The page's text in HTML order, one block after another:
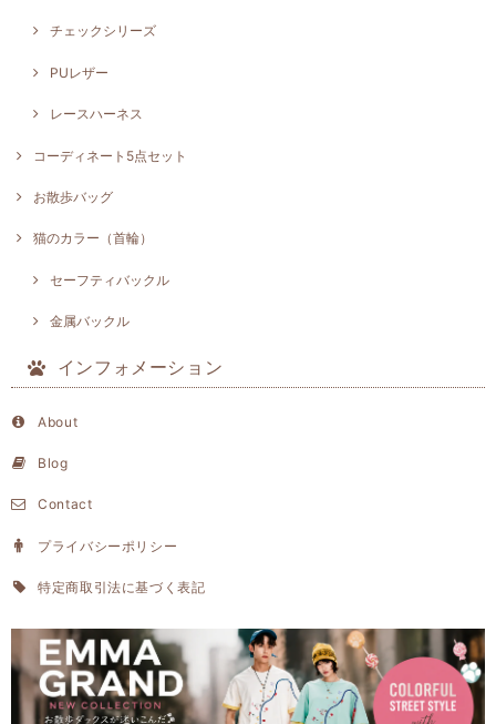
チェックシリーズ
PUレザー
レースハーネス
コーディネート5点セット
お散歩バッグ
猫のカラー（首輪）
セーフティバックル
金属バックル
インフォメーション
About
Blog
Contact
プライバシーポリシー
特定商取引法に基づく表記